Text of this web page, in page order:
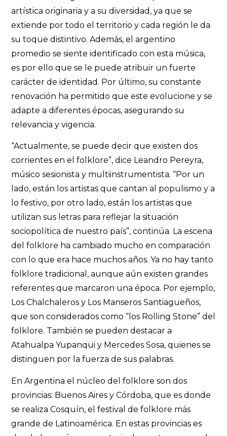
artística originaria y a su diversidad, ya que se
extiende por todo el territorio y cada región le da
su toque distintivo. Además, el argentino
promedio se siente identificado con esta música,
es por ello que se le puede atribuir un fuerte
carácter de identidad. Por último, su constante
renovación ha permitido que este evolucione y se
adapte a diferentes épocas, asegurando su
relevancia y vigencia.
“Actualmente, se puede decir que existen dos
corrientes en el folklore”, dice Leandro Pereyra,
músico sesionista y multiinstrumentista. “Por un
lado, están los artistas que cantan al populismo y a
lo festivo, por otro lado, están los artistas que
utilizan sus letras para reflejar la situación
sociopolítica de nuestro país”, continúa. La escena
del folklore ha cambiado mucho en comparación
con lo que era hace muchos años. Ya no hay tanto
folklore tradicional, aunque aún existen grandes
referentes que marcaron una época. Por ejemplo,
Los Chalchaleros y Los Manseros Santiagueños,
que son considerados como “los Rolling Stone” del
folklore. También se pueden destacar a
Atahualpa Yupanqui y Mercedes Sosa, quienes se
distinguen por la fuerza de sus palabras.
En Argentina el núcleo del folklore son dos
provincias: Buenos Aires y Córdoba, que es donde
se realiza Cosquín, el festival de folklore más
grande de Latinoamérica. En estas provincias es